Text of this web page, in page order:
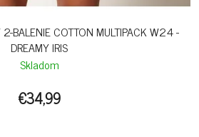
BALENIE COTTON MULTIPACK W24 -
DREAMY IRIS
Skladom
€34,99